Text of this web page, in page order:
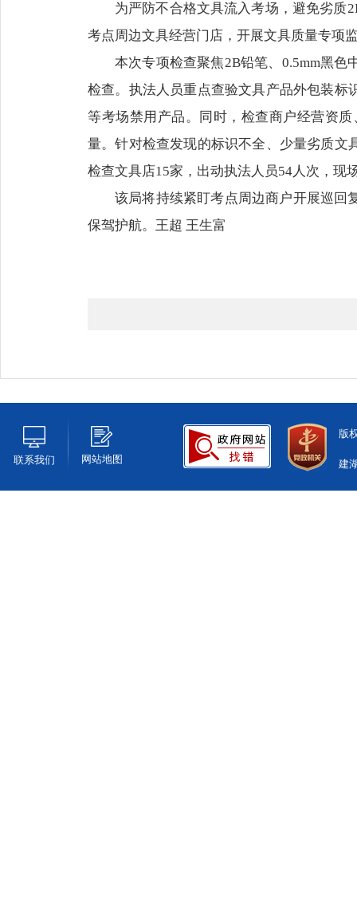
为严防不合格文具流入考场，避免劣质
考点周边文具经营门店，开展文具质量专项
本次专项检查聚焦2B铅笔、0.5mm黑
检查。执法人员重点查验文具产品外包装标
等考场禁用产品。同时，检查商户经营资
量。针对检查发现的标识不全、少量劣质文
检查文具店15家，出动执法人员54人次，现
该局将持续紧盯考点周边商户开展巡回
保驾护航。王超 王生富
联系我们 网站地图
版
建